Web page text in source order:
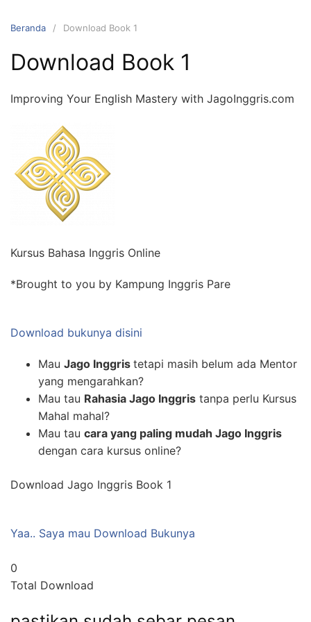
keBeranda Download Book 1
Download Book 1
Improving Your English Mastery with JagoInggris.com
Kursus Bahasa Inggris Online
*Brought to you by Kampung Inggris Pare
Download bukunya disini
Mau Jago Inggris tetapi masih belum ada Mentor
yang mengarahkan?
Mau tau Rahasia Jago Inggris tanpa perlu Kursus
Mahal mahal?
Mau tau cara yang paling mudah Jago Inggris
dengan cara kursus online?
Download Jago Inggris Book 1
Yaa.. Saya mau Download Bukunya
0
Total Download